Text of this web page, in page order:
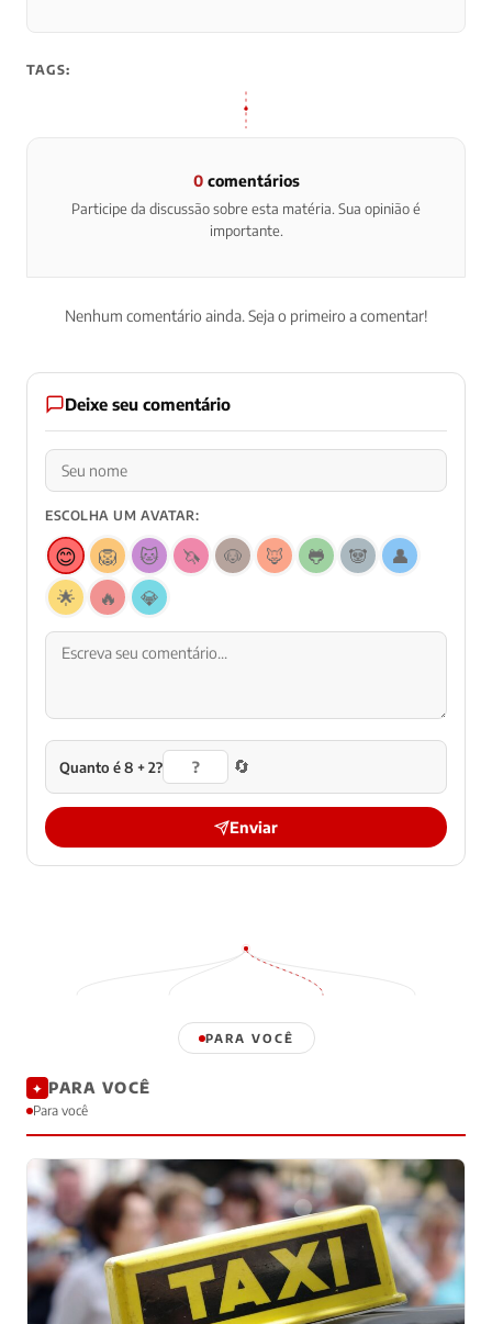
TAGS:
0comentários
Participe da discussão sobre esta matéria. Sua opinião é
importante.
Nenhum comentário ainda. Seja o primeiro a comentar!
Deixe seu comentário
ESCOLHA UM AVATAR:
😊 🦁 🐱 🦄 🐶 🦊 🐸 🐼
👤
🌟
🔥 💎
Quanto é 8 + 2? 🔄
Enviar
PARA VOCÊ
✦ PARA VOCÊ
Para você